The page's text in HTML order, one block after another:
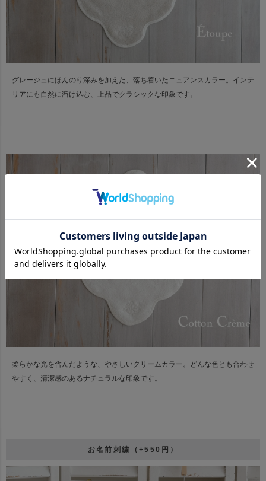
グレージュにほんのり深みを加えた、落ち着いたニュアンスカラー。 インテ
リアにも自然に溶け込む、上品でクラシックな印象です。
柔らかな光を含んだような、やさしいクリームカラー。
どんな色とも合わせ
やすく、清潔感のあるナチュラルな印象です。
お名前刺繍（+550円）